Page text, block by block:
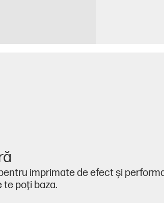
imprimate de efect şi
te poţi baza.